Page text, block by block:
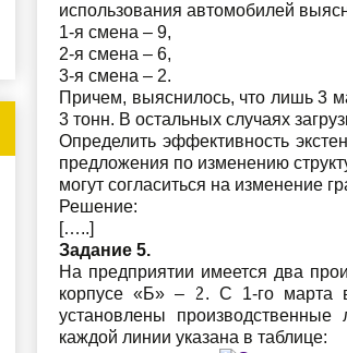
использования автомобилей
1-я смена – 9,
2-я смена – 6,
3-я смена – 2.
Причем, выяснилось, что лишь 3
3 тонн. В остальных случаях
Определить эффективность
предложения по изменению
могут согласиться на изменение
Решение:
[…..]
Задание 5.
На предприятии имеется два
корпусе «Б» – 2. С 1-го марта
установлены производственные
каждой линии указана в таблице: